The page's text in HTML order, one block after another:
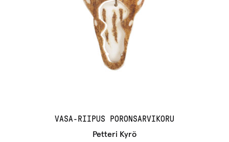
VASA-RIIPUS PORONSARVIKORU
Petteri Kyrö